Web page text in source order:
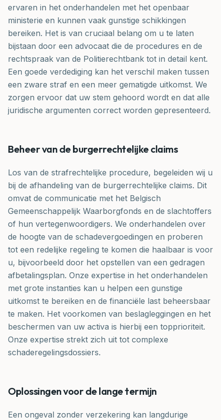
ervaren in het onderhandelen met het openbaar
ministerie en kunnen vaak gunstige schikkingen
bereiken. Het is van cruciaal belang om u te laten
bijstaan door een advocaat die de procedures en de
rechtspraak van de Politierechtbank tot in detail kent.
Een goede verdediging kan het verschil maken tussen
een zware straf en een meer gematigde uitkomst. We
zorgen ervoor dat uw stem gehoord wordt en dat alle
juridische argumenten correct worden gepresenteerd.
Beheer van de burgerrechtelijke claims
Los van de strafrechtelijke procedure, begeleiden wij u
bij de afhandeling van de burgerrechtelijke claims. Dit
omvat de communicatie met het Belgisch
Gemeenschappelijk Waarborgfonds en de slachtoffers
of hun vertegenwoordigers. We onderhandelen over
de hoogte van de schadevergoedingen en proberen
tot een redelijke regeling te komen die haalbaar is voor
u, bijvoorbeeld door het opstellen van een gedragen
afbetalingsplan. Onze expertise in het onderhandelen
met grote instanties kan u helpen een gunstige
uitkomst te bereiken en de financiële last beheersbaar
te maken. Het voorkomen van beslagleggingen en het
beschermen van uw activa is hierbij een topprioriteit.
Onze expertise strekt zich uit tot complexe
schaderegelingsdossiers.
Oplossingen voor de lange termijn
Een ongeval zonder verzekering kan langdurige